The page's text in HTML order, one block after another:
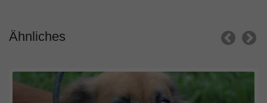
Ähnliches